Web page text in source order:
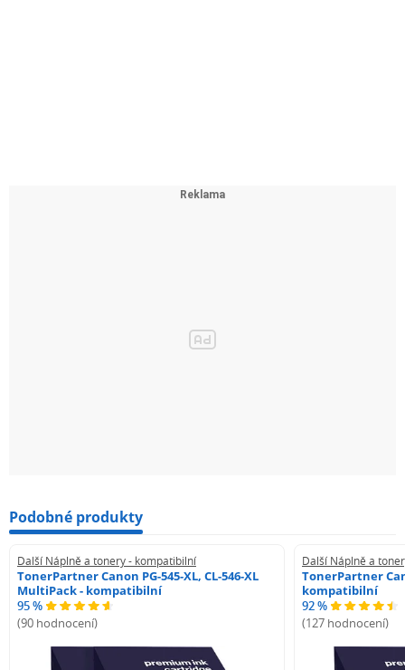
Podobné produkty
Další Náplně a tonery - kompatibilní
TonerPartner Canon PG-545-XL, CL-546-XL
MultiPack - kompatibilní
95 %
(90 hodnocení)
Další Náplně a
TonerPartner
kompatibilní
92 %
(127 hodnocení)